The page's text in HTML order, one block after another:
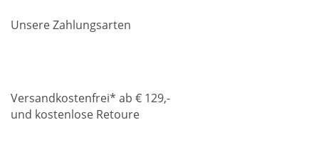
Unsere Zahlungsarten
Versandkostenfrei* ab € 129,-
und kostenlose Retoure